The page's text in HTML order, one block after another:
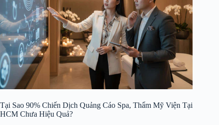
Tại Sao 90% Chiến Dịch Quảng Cáo Spa, Thẩm Mỹ Viện Tại
HCM Chưa Hiệu Quả?